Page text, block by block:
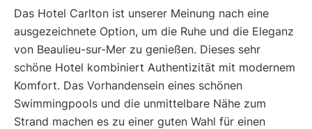
Das Hotel Carlton ist unserer Meinung nach eine
ausgezeichnete Option, um die Ruhe und die Eleganz
von Beaulieu-sur-Mer zu genießen. Dieses sehr
schöne Hotel kombiniert Authentizität mit modernem
Komfort. Das Vorhandensein eines schönen
Swimmingpools und die unmittelbare Nähe zum
Strand machen es zu einer guten Wahl für einen